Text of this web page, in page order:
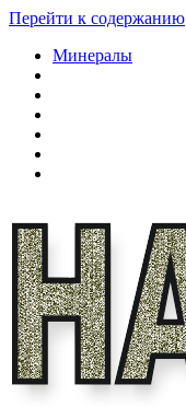
Перейти к содержанию
Минералы